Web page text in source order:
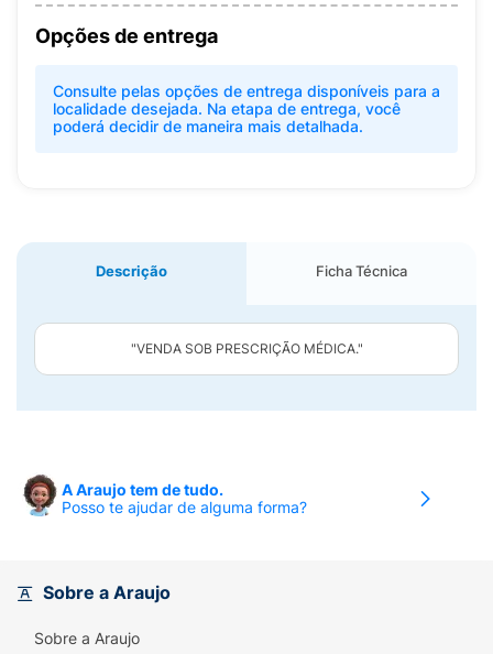
Opções de entrega
Consulte pelas opções de entrega disponíveis para a
localidade desejada. Na etapa de entrega, você
poderá decidir de maneira mais detalhada.
Descrição Ficha Técnica
"VENDA SOB PRESCRIÇÃO MÉDICA."
A Araujo tem de tudo.
Posso te ajudar de alguma forma?
Sobre a Araujo
Sobre a Araujo